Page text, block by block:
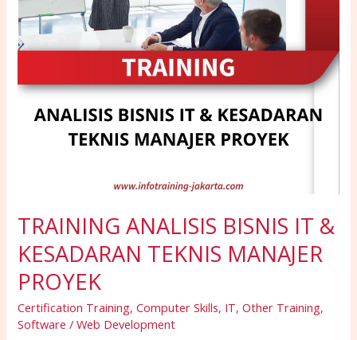
TRAINING ANALISIS BISNIS IT &
KESADARAN TEKNIS MANAJER
PROYEK
Certification Training,Computer Skills, IT,Other Training,
Software / Web Development
MANAJER
PROYEK